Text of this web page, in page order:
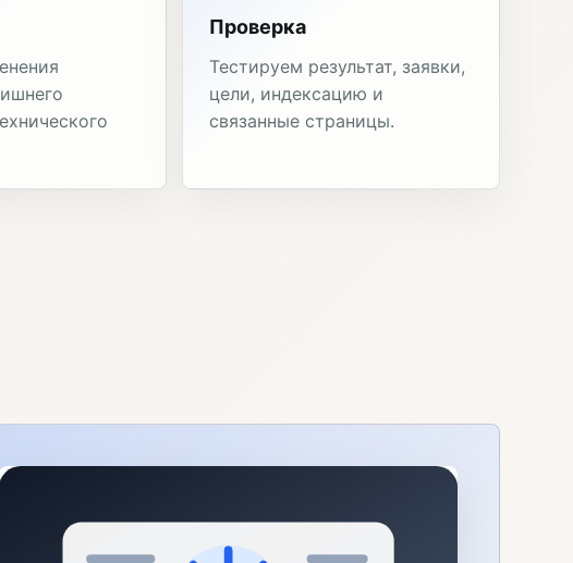
Проверка
Тестируем результат, заявки,
цели, индексацию и
связанные страницы.